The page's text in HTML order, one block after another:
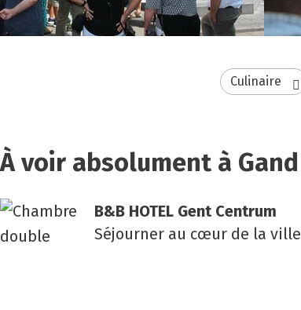
Culinaire
À voir absolument à Gand
B&B HOTEL Gent Cen­trum
Séjourner au cœur de la ville